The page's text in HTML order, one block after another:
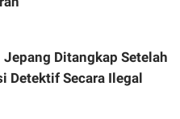
Jepang Ditangkap Setelah
Detektif Secara Ilegal